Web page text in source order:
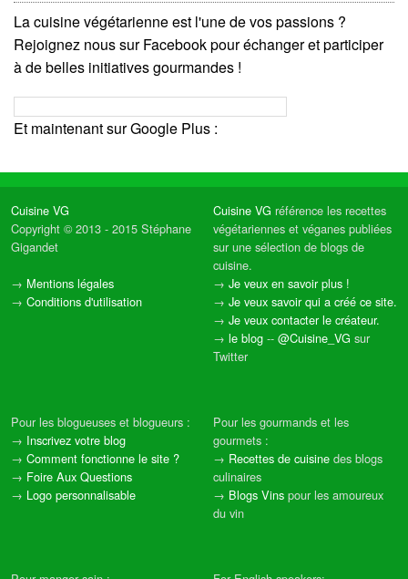
La cuisine végétarienne est l'une de vos passions ?
Rejoignez nous sur Facebook pour échanger et participer
à de belles initiatives gourmandes !
Et maintenant sur Google Plus :
Cuisine VG
Copyright © 2013 - 2015 Stéphane
Gigandet
→ Mentions légales
→ Conditions d'utilisation
Cuisine VG référence les recettes
végétariennes et véganes publiées
sur une sélection de blogs de
cuisine.
→ Je veux en savoir plus !
→ Je veux savoir qui a créé ce site.
→ Je veux contacter le créateur.
→ le blog -- @Cuisine_VG sur
Twitter
Pour les blogueuses et blogueurs :
→ Inscrivez votre blog
→ Comment fonctionne le site ?
→ Foire Aux Questions
→ Logo personnalisable
Pour les gourmands et les
gourmets :
→ Recettes de cuisine des blogs
culinaires
→ Blogs Vins pour les amoureux
du vin